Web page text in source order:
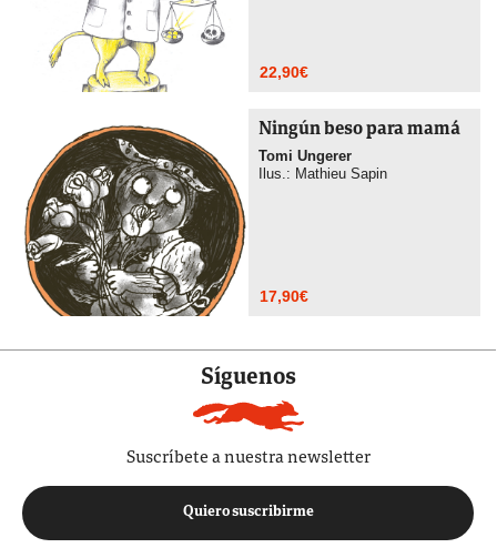
22,90€
Ningún beso para mamá
Tomi Ungerer
Ilus.: Mathieu Sapin
17,90€
Síguenos
Suscríbete a nuestra newsletter
Quiero suscribirme